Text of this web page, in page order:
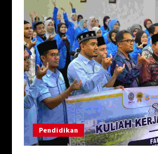
Pendidikan